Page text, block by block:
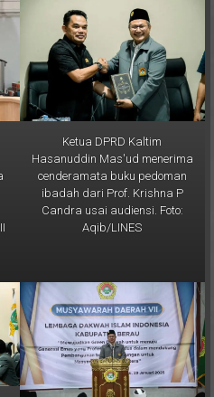
Ketua DPRD Kaltim
Hasanuddin Mas'ud menerima
cenderamata buku pedoman
ibadah dari Prof. Krishna P
Candra usai audiensi. Foto:
Aqib/LINES